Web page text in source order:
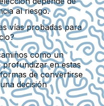
al riesgo.
vías probadas para
como un
en estas
de convertirse
decisión